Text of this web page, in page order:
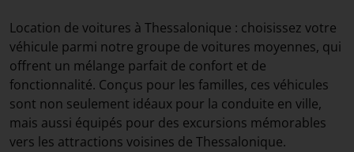
Location de voitures à Thessalonique : choisissez votre
véhicule parmi notre groupe de voitures moyennes, qui
offrent un mélange parfait de confort et de
fonctionnalité. Conçus pour les familles, ces véhicules
sont non seulement idéaux pour la conduite en ville,
mais aussi équipés pour des excursions mémorables
vers les attractions voisines de Thessalonique.